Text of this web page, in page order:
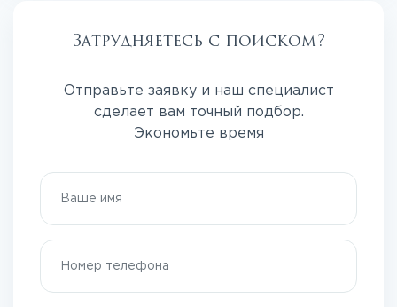
Затрудняетесь с поиском?
Отправьте заявку и наш специалист
сделает вам точный подбор.
Экономьте время